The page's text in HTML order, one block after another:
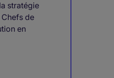
stratégie
de
en